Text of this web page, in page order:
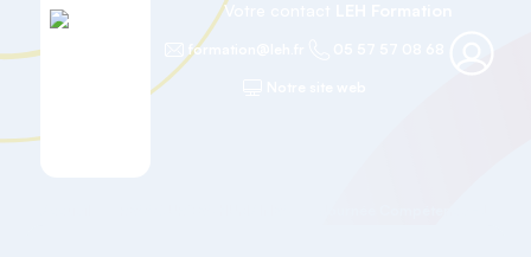
Votre contact
formation@leh.fr